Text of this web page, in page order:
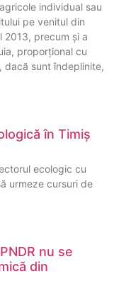
individual sau
pe venitul din
precum şi a
proporţional cu
dacă sunt îndeplinite,
în Timiș
ecologic cu
urmeze cursuri de
nu se
din